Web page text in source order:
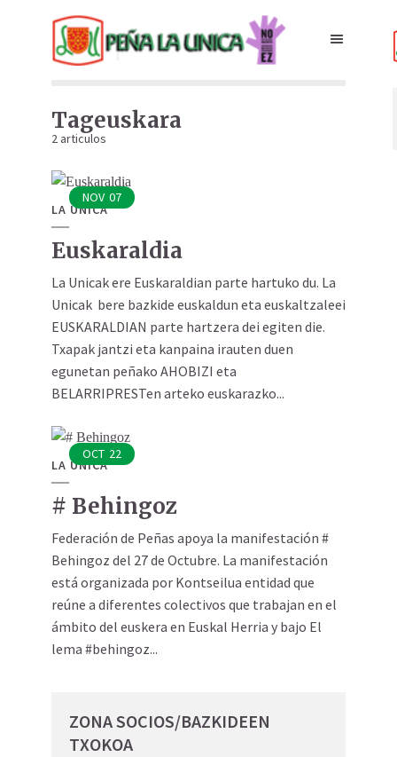
Tageuskara
2 articulos
NOV 07
LA UNICA
Euskaraldia
La Unicak ere Euskaraldian parte hartuko du. La
Unicak bere bazkide euskaldun eta euskaltzaleei
EUSKARALDIAN parte hartzera dei egiten die.
Txapak jantzi eta kanpaina irauten duen
egunetan peñako AHOBIZI eta
BELARRIPRESTen arteko euskarazko...
OCT 22
LA UNICA
# Behingoz
Federación de Peñas apoya la manifestación #
Behingoz del 27 de Octubre. La manifestación
está organizada por Kontseilua entidad que
reúne a diferentes colectivos que trabajan en el
ámbito del euskera en Euskal Herria y bajo El
lema #behingoz...
ZONA SOCIOS/BAZKIDEEN
TXOKOA